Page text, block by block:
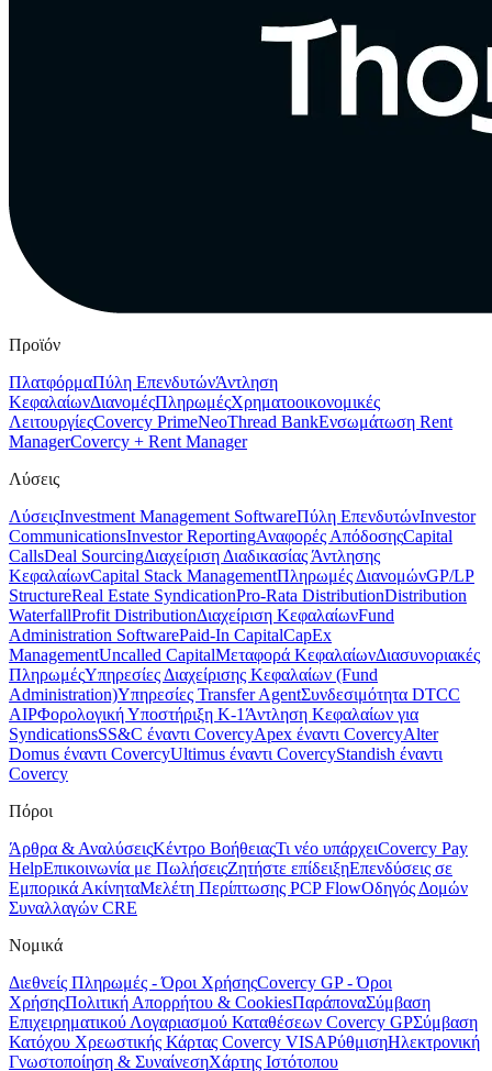
Προϊόν
ΠλατφόρμαΠύλη ΕπενδυτώνΆντληση
ΚεφαλαίωνΔιανομέςΠληρωμέςΧρηματοοικονομικές
ΛειτουργίεςCovercy PrimeNeoThread BankΕνσωμάτωση Rent
ManagerCovercy + Rent Manager
Λύσεις
ΛύσειςInvestment Management SoftwareΠύλη ΕπενδυτώνInvestor
CommunicationsInvestor ReportingΑναφορές ΑπόδοσηςCapital
CallsDeal SourcingΔιαχείριση Διαδικασίας Άντλησης
ΚεφαλαίωνCapital Stack ManagementΠληρωμές ΔιανομώνGP/LP
StructureReal Estate SyndicationPro-Rata DistributionDistribution
WaterfallProfit DistributionΔιαχείριση ΚεφαλαίωνFund
Administration SoftwarePaid-In CapitalCapEx
ManagementUncalled CapitalΜεταφορά ΚεφαλαίωνΔιασυνοριακές
ΠληρωμέςΥπηρεσίες Διαχείρισης Κεφαλαίων (Fund
Administration)Υπηρεσίες Transfer AgentΣυνδεσιμότητα DTCC
AIPΦορολογική Υποστήριξη K-1 Άντληση Κεφαλαίων για
SyndicationsSS&C έναντι CovercyApex έναντι CovercyAlter
Domus έναντι CovercyUltimus έναντι CovercyStandish έναντι
Covercy
Πόροι
Άρθρα & ΑναλύσειςΚέντρο ΒοήθειαςΤι νέο υπάρχειCovercy Pay
HelpΕπικοινωνία με ΠωλήσειςΖητήστε επίδειξηΕπενδύσεις σε
Εμπορικά ΑκίνηταΜελέτη Περίπτωσης PCP FlowΟδηγός Δομών
Συναλλαγών CRE
Νομικά
Διεθνείς Πληρωμές - Όροι ΧρήσηςCovercy GP - Όροι
ΧρήσηςΠολιτική Απορρήτου & CookiesΠαράποναΣύμβαση
Επιχειρηματικού Λογαριασμού Καταθέσεων Covercy GPΣύμβαση
Κατόχου Χρεωστικής Κάρτας Covercy VISAΡύθμισηΗλεκτρονική
Γνωστοποίηση & ΣυναίνεσηΧάρτης Ιστότοπου